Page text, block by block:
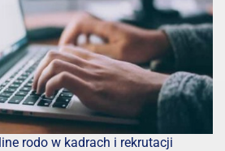
rodo w kadrach i rekrutacji